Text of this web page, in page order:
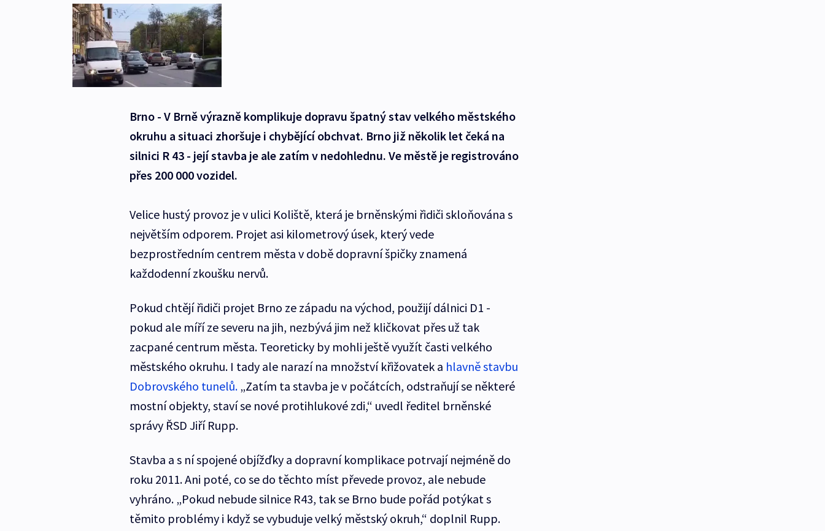
Brno - V Brně výrazně komplikuje dopravu špatný stav velkého městského
okruhu a situaci zhoršuje i chybějící obchvat. Brno již několik let čeká na
silnici R 43 - její stavba je ale zatím v nedohlednu. Ve městě je registrováno
přes 200 000 vozidel.
Velice hustý provoz je v ulici Koliště, která je brněnskými řidiči skloňována s
největším odporem. Projet asi kilometrový úsek, který vede
bezprostředním centrem města v době dopravní špičky znamená
každodenní zkoušku nervů.
Pokud chtějí řidiči projet Brno ze západu na východ, použijí dálnici D1 -
pokud ale míří ze severu na jih, nezbývá jim než kličkovat přes už tak
zacpané centrum města. Teoreticky by mohli ještě využít časti velkého
městského okruhu. I tady ale narazí na množství křižovatek a hlavně stavbu
Dobrovského tunelů.„Zatím ta stavba je v počátcích, odstraňují se některé
mostní objekty, staví se nové protihlukové zdi,“ uvedl ředitel brněnské
správy ŘSD Jiří Rupp.
Stavba a s ní spojené objížďky a dopravní komplikace potrvají nejméně do
roku 2011. Ani poté, co se do těchto míst převede provoz, ale nebude
vyhráno. „Pokud nebude silnice R43, tak se Brno bude pořád potýkat s
těmito problémy i když se vybuduje velký městský okruh,“ doplnil Rupp.